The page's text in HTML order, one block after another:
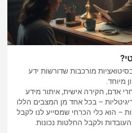
מורכבות שדורשות ידע
מיוחד.
אדם, חקירה אישית, איתור מידע
– בכל אחד מן המצבים הללו
– הוא כלי הכרחי שמסייע לנו לקבל
ולקבל החלטות נכונות.